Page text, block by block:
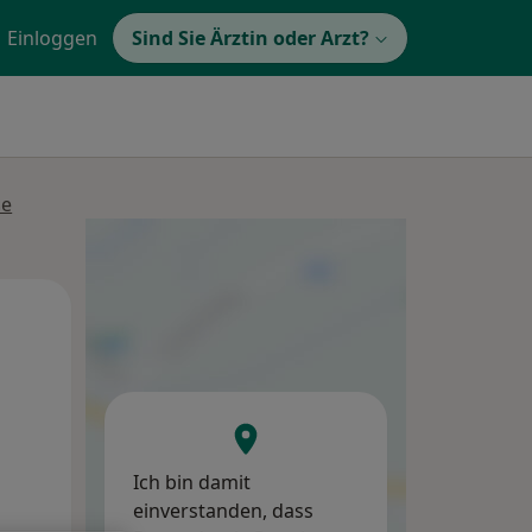
Einloggen Sind Sie Ärztin oder Arzt?
Ich bin damit
einverstanden, dass